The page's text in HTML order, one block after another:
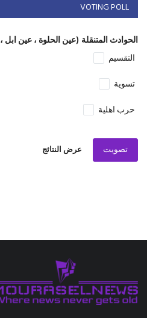
VOTING POLL
الحوادث المتنقلة (عين الحلوة ، عين ابل
التقسيم
تسوية
حرب اهلية
تصويت عرض النتائج